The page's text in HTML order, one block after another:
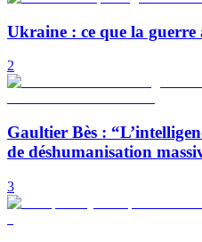
Ukraine : ce que la guerre
2
Gaultier Bès :
de déshumanisation
3